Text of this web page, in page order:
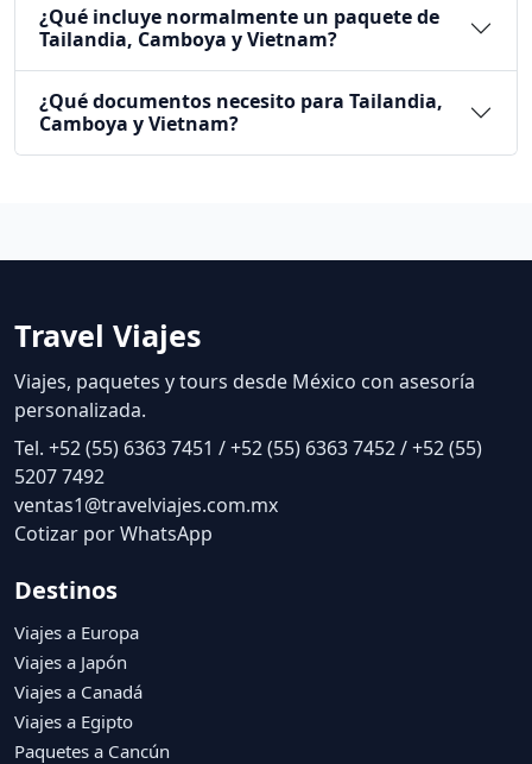
¿Qué incluye normalmente un paquete de
Tailandia, Camboya y Vietnam?
¿Qué documentos necesito para Tailandia,
Camboya y Vietnam?
Travel Viajes
Viajes, paquetes y tours desde México con asesoría
personalizada.
Tel. +52 (55) 6363 7451 / +52 (55) 6363 7452 / +52 (55)
5207 7492
ventas1@travelviajes.com.mx
Cotizar por WhatsApp
Destinos
Viajes a Europa
Viajes a Japón
Viajes a Canadá
Viajes a Egipto
Paquetes a Cancún